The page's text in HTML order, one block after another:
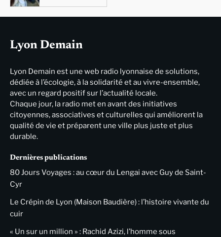
Lyon Demain
Lyon Demain est une web radio lyonnaise de solutions,
dédiée à l’écologie, à la solidarité et au vivre-ensemble,
avec un regard positif sur l’actualité locale.
Chaque jour, la radio met en avant des initiatives
citoyennes, associatives et culturelles qui améliorent la
qualité de vie et préparent une ville plus juste et plus
durable.
Dernières publications
80 Jours Voyages : au cœur du Lengai avec Guy de Saint-
Cyr
Le Crépin de Lyon (Maison Baudière) : l’histoire vivante du
cuir
« Un sur un million » : Rachid Azizi, l’homme sous